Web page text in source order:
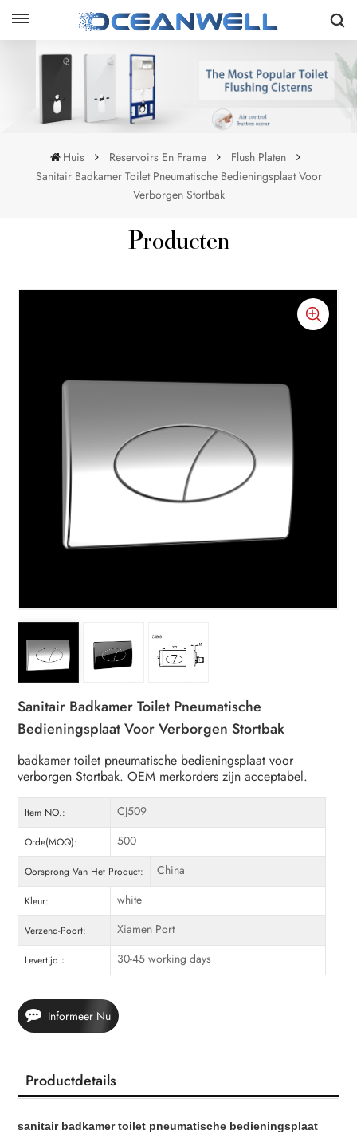
Huis Reservoirs En Frame
Flush Platen
Sanitair Badkamer Toilet Pneumatische Bedieningsplaat Voor
Verborgen Stortbak
Producten
Sanitair Badkamer Toilet Pneumatische
Bedieningsplaat Voor Verborgen Stortbak
badkamer toilet pneumatische bedieningsplaat voor
verborgen Stortbak. OEM merkorders zijn acceptabel.
Item NO.: CJ509
Orde(MOQ): 500
Oorsprong Van Het Product: China
Kleur: white
Verzend-Poort: Xiamen Port
Levertijd： 30-45 working days
Informeer Nu
Productdetails
sanitair badkamer toilet pneumatische bedieningsplaat